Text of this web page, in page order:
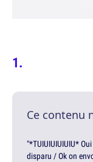
Ce contenu
"*TUIUIUIUIUIU*
disparu / Ok on